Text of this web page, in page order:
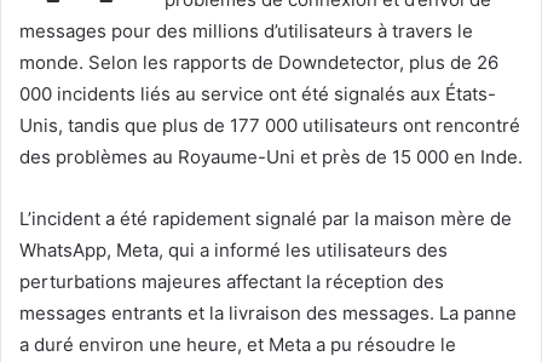
messages pour des millions d’utilisateurs à travers le
monde. Selon les rapports de Downdetector, plus de 26
000 incidents liés au service ont été signalés aux États-
Unis, tandis que plus de 177 000 utilisateurs ont rencontré
des problèmes au Royaume-Uni et près de 15 000 en Inde.
L’incident a été rapidement signalé par la maison mère de
WhatsApp, Meta, qui a informé les utilisateurs des
perturbations majeures affectant la réception des
messages entrants et la livraison des messages. La panne
a duré environ une heure, et Meta a pu résoudre le